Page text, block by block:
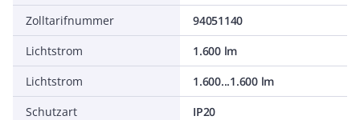
Zolltarifnummer
94051140
Lichtstrom
1.600 lm
Lichtstrom
1.600...1.600 lm
Schutzart
IP20